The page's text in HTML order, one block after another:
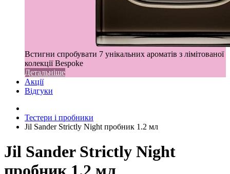
Встигни спробувати 7 унікальних ароматів з лімітованої
колекції Bespoke
Детальніше
Акції
Відгуки
Тестери і пробники
Jil Sander Strictly Night пробник 1.2 мл
Jil Sander Strictly Night